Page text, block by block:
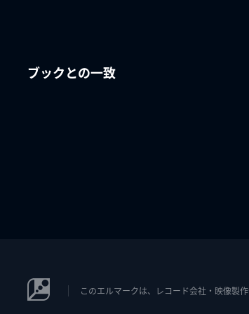
ブックとの一致
このエルマークは、レコード会社・映像製